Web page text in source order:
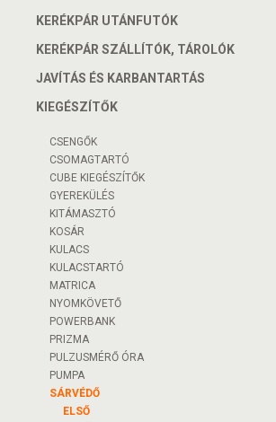
KERÉKPÁR UTÁNFUTÓK
KERÉKPÁR SZÁLLÍTÓK, TÁROLÓK
JAVÍTÁS ÉS KARBANTARTÁS
KIEGÉSZÍTŐK
CSENGŐK
CSOMAGTARTÓ
CUBE KIEGÉSZÍTŐK
GYEREKÜLÉS
KITÁMASZTÓ
KOSÁR
KULACS
KULACSTARTÓ
MATRICA
NYOMKÖVETŐ
POWERBANK
PRIZMA
PULZUSMÉRŐ ÓRA
PUMPA
SÁRVÉDŐ
ELSŐ